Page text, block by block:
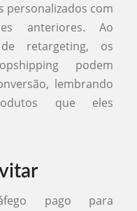
personalizados com
anteriores. Ao
retargeting, os
podem
lembrando
que eles
pago para